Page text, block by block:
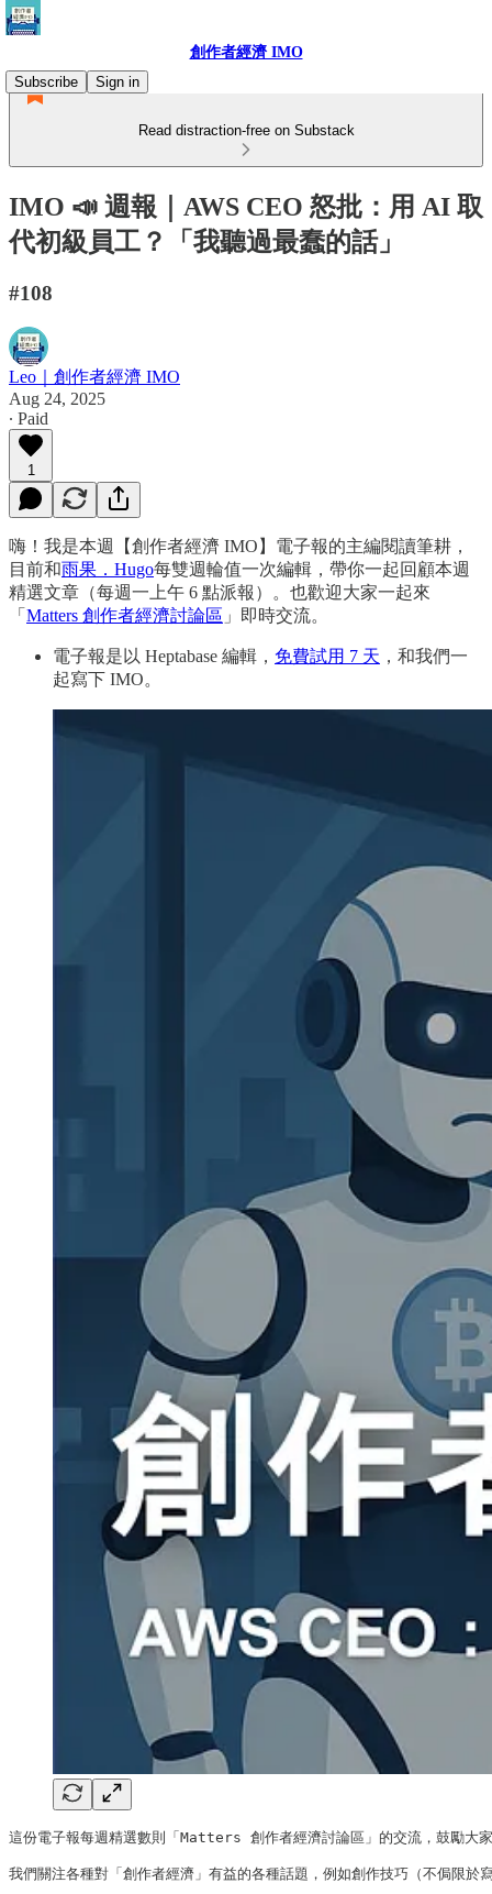
創作者經濟 IMO
Subscribe
Sign in
Read distraction-free on Substack
IMO 📣 週報｜AWS CEO 怒批：用 AI 取
代初級員工？「我聽過最蠢的話」
#108
Leo｜創作者經濟 IMO
Aug 24, 2025
∙ Paid
1
嗨！我是本週【創作者經濟 IMO】電子報的主編閱讀筆耕，
目前和雨果．Hugo每雙週輪值一次編輯，帶你一起回顧本週
精選文章（每週一上午 6 點派報）。也歡迎大家一起來
「 Matters 創作者經濟討論區 」即時交流。
電子報是以 Heptabase 編輯， 免費試用 7 天 ，和我們一
起寫下 IMO。
這份電子報每週精選數則「Matters 創作者經濟討論區」的交流，鼓勵
我們關注各種對「創作者經濟」有益的各種話題，例如創作技巧（不侷限